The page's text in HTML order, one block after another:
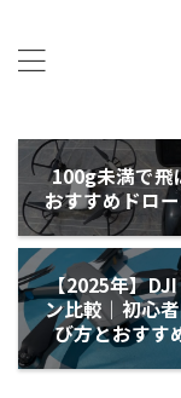
100g未満で飛
おすすめドロ
【2025年】
ン比較｜初心
び方とおすす